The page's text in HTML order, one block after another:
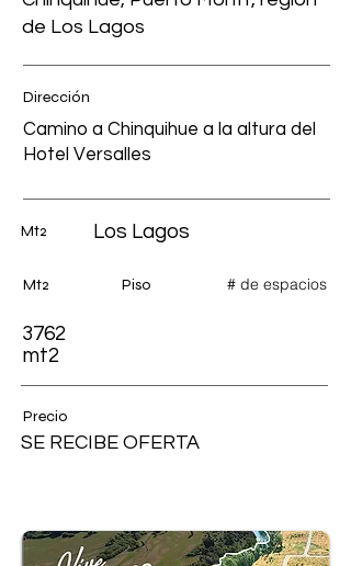
de Los Lagos
Dirección
Camino a Chinquihue a la altura del
Hotel Versalles
Mt2
Mt2
3762
mt2
Los Lagos
Piso # de espacios
Precio
SE RECIBE OFERTA